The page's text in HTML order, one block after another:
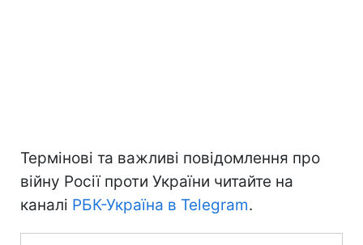
Термінові та важливі повідомлення про
війну Росії проти України читайте на
каналі РБК-Україна в Telegram.